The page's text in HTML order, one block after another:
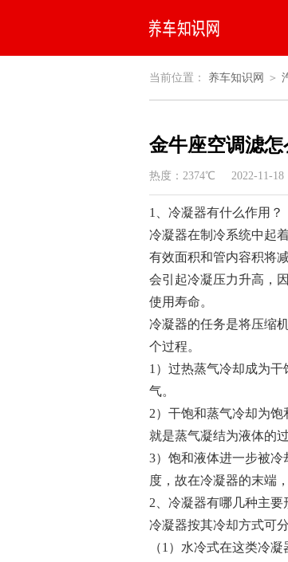
当前位置： 养车知识网 ＞
金牛座空调滤
热度：2374℃ 2022-11-18
1、冷凝器有什么作用？
冷凝器在制冷系统中起
有效面积和管内容积将
会引起冷凝压力升高，
使用寿命。
冷凝器的任务是将压缩
个过程。
1）过热蒸气冷却成为
气。
2）干饱和蒸气冷却为饱
就是蒸气凝结为液体的过
3）饱和液体进一步被
度，故在冷凝器的末端
2、冷凝器有哪几种主
冷凝器按其冷却方式可
（1）水冷式在这类冷